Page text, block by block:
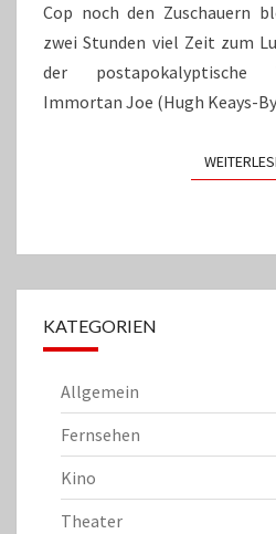
Cop noch den Zuschauern
zwei Stunden viel Zeit zum
der postapokalyptische
Immortan Joe (Hugh Keays-
KATEGORIEN
Allgemein
Fernsehen
Kino
Theater